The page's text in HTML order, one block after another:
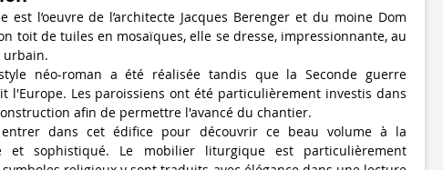
est l’oeuvre de l’architecte Jacques Berenger et du moine Dom
toit de tuiles en mosaïques, elle se dresse, impressionnante, au
urbain.
néo-roman a été réalisée tandis que la Seconde guerre
l'Europe. Les paroissiens ont été particulièrement investis dans
afin de permettre l'avancé du chantier.
dans cet édifice pour découvrir ce beau volume à la
et sophistiqué. Le mobilier liturgique est particulièrement